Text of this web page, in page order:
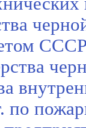
СССР
по